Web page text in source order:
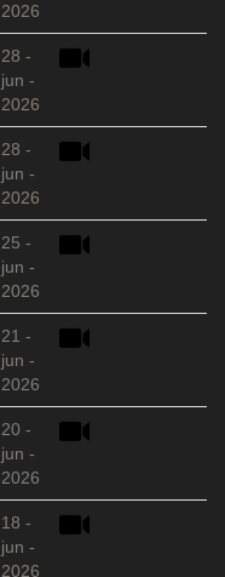
2026
28 -
jun -
2026
28 -
jun -
2026
25 -
jun -
2026
21 -
jun -
2026
20 -
jun -
2026
18 -
jun -
2026